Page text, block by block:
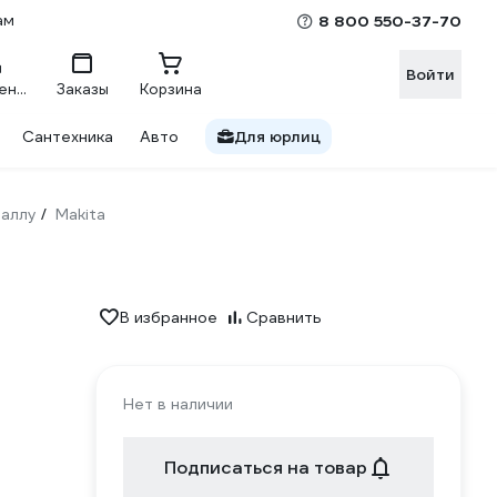
8 800 550-37-70
Сравнение Заказы Корзина
Войти
Сантехника Авто Для юрлиц
/ Makita
В избранное Сравнить
Нет в наличии
Подписаться на товар